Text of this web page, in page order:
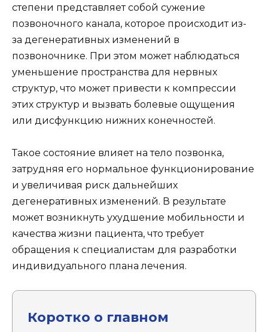
степени представляет собой сужение
позвоночного канала, которое происходит из-
за дегенеративных изменений в
позвоночнике. При этом может наблюдаться
уменьшение пространства для нервных
структур, что может привести к компрессии
этих структур и вызвать болевые ощущения
или дисфункцию нижних конечностей.
Такое состояние влияет на тело позвонка,
затрудняя его нормальное функционирование
и увеличивая риск дальнейших
дегенеративных изменений. В результате
может возникнуть ухудшение мобильности и
качества жизни пациента, что требует
обращения к специалистам для разработки
индивидуального плана лечения.
Коротко о главном